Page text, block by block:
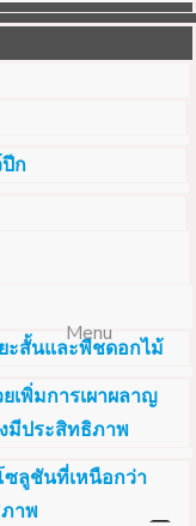
Menu
ก
ะสั้นและพืชดอกไม้
พิ่มการเผาผลาญ
มีประสิทธิภาพ
ลูชันที่เหนือกว่า
าพ